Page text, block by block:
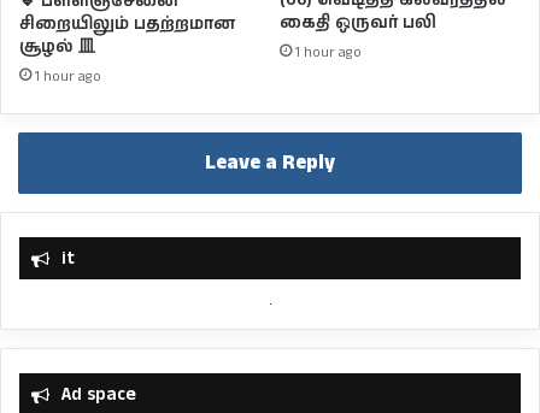
சிறையிலும் பதற்றமான
சூழல் 皿
1 hour ago
கைதி ஒருவர் பலி
1 hour ago
Leave a Reply
it
Ad space